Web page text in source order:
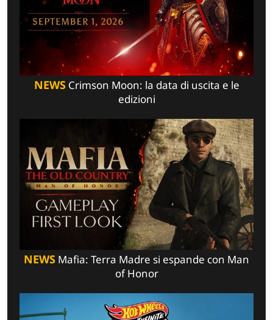
NEWSCrimson Moon: la data di uscita e le
edizioni
NEWS Mafia: Terra Madre si espande con Man
of Honor